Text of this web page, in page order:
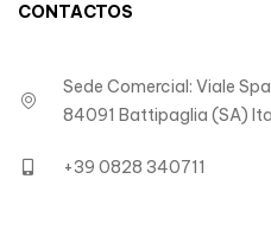
CONTACTOS
Sede Comercial: Viale
84091 Battipaglia (SA)
+39 0828 340711